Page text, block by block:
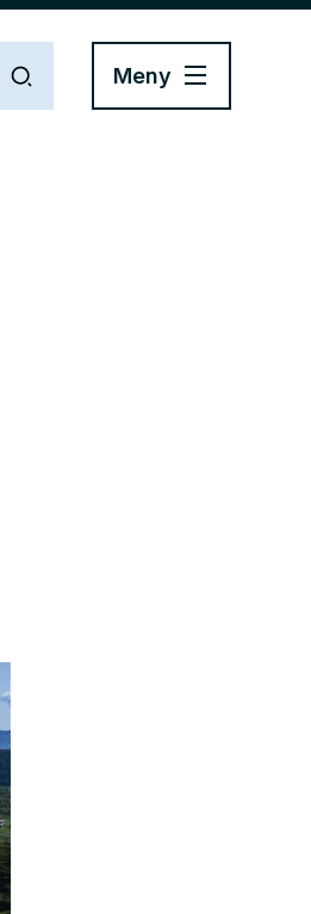
Meny